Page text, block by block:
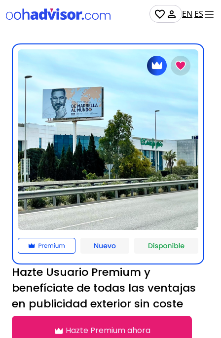
EN ES
Hazte Usuario Premium y
benefíciate de todas las ventajas
en publicidad exterior sin coste
Hazte Premium ahora